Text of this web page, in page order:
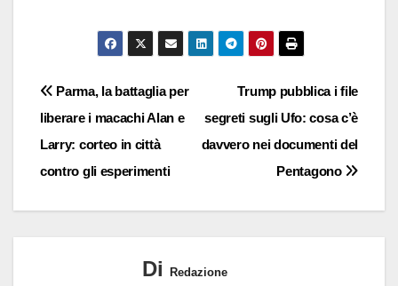
Navigazione
articoli
Trump pubblica i file
segreti sugli Ufo: cosa c’è
davvero nei documenti del
Pentagono
Parma, la battaglia per
liberare i macachi Alan e
Larry: corteo in città
contro gli esperimenti
Di Redazione